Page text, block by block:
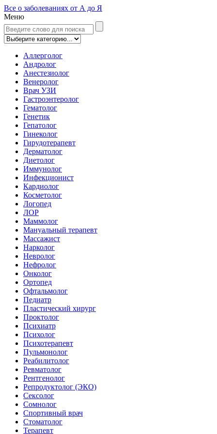
Все о заболеваниях от А до Я
Меню
Аллерголог
Андролог
Анестезиолог
Венеролог
Врач УЗИ
Гастроэнтеролог
Гематолог
Генетик
Гепатолог
Гинеколог
Гирудотерапевт
Дерматолог
Диетолог
Иммунолог
Инфекционист
Кардиолог
Косметолог
Логопед
ЛОР
Маммолог
Мануальный терапевт
Массажист
Нарколог
Невролог
Нефролог
Онколог
Ортопед
Офтальмолог
Педиатр
Пластический хирург
Проктолог
Психиатр
Психолог
Психотерапевт
Пульмонолог
Реабилитолог
Ревматолог
Рентгенолог
Репродуктолог (ЭКО)
Сексолог
Сомнолог
Спортивный врач
Стоматолог
Терапевт